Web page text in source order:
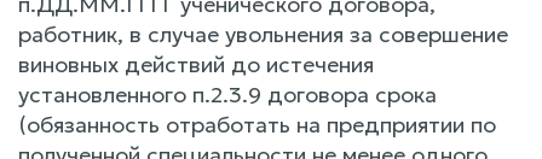
работник, в случае увольнения за совершение
виновных действий до истечения
установленного п.2.3.9 договора срока
(обязанность отработать на предприятии по